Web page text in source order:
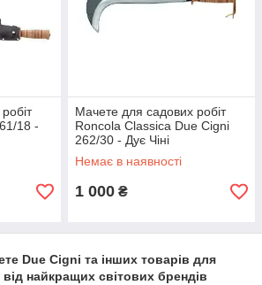
18 -
Мачете для садових робіт
Roncola Classica Due Cigni
262/30 - Дує Чіні
Немає в наявності
1 000 ₴
Due Cigni та інших товарів для
від найкращих світових брендів